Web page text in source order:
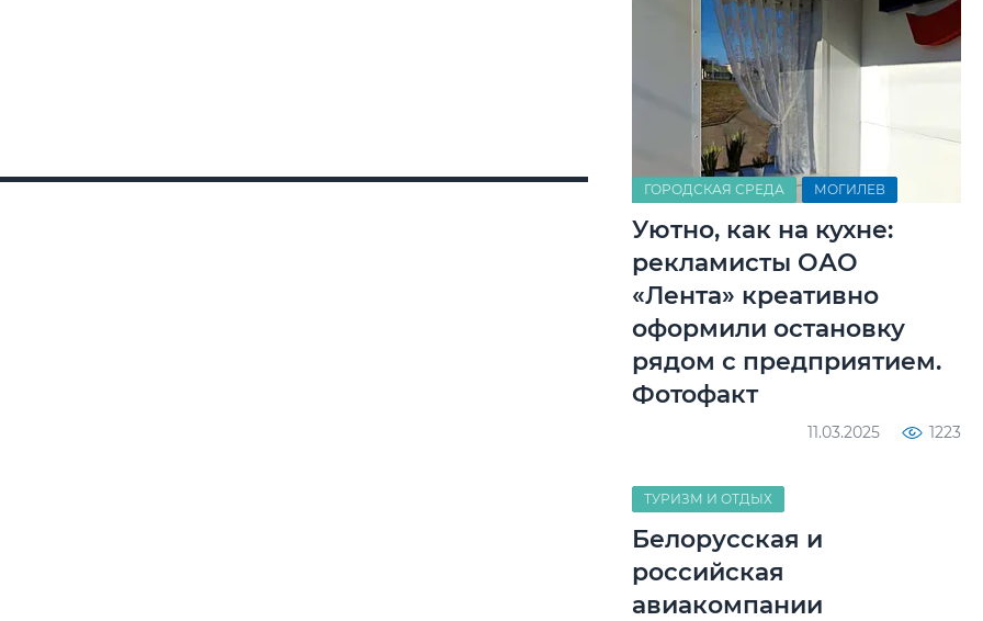
ГОРОДСКАЯ СРЕДА МОГИЛЕВ
Уютно, как на кухне:
рекламисты ОАО
«Лента» креативно
оформили остановку
рядом с предприятием.
Фотофакт
11.03.2025 1223
ТУРИЗМ И ОТДЫХ
Белорусская и
российская
авиакомпании